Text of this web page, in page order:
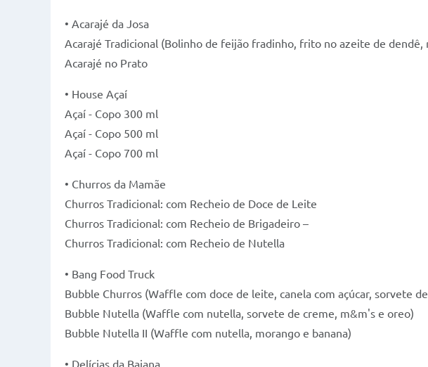
• Acarajé da Josa
Acarajé Tradicional (Bolinho de feijão fradinho, frito no azeite de
Acarajé no Prato
• House Açaí
Açaí - Copo 300 ml
Açaí - Copo 500 ml
Açaí - Copo 700 ml
• Churros da Mamãe
Churros Tradicional: com Recheio de Doce de Leite
Churros Tradicional: com Recheio de Brigadeiro –
Churros Tradicional: com Recheio de Nutella
• Bang Food Truck
Bubble Churros (Waffle com doce de leite, canela com açúcar, sorvete
Bubble Nutella (Waffle com nutella, sorvete de creme, m&m's e oreo)
Bubble Nutella II (Waffle com nutella, morango e banana)
• Delícias da Baiana